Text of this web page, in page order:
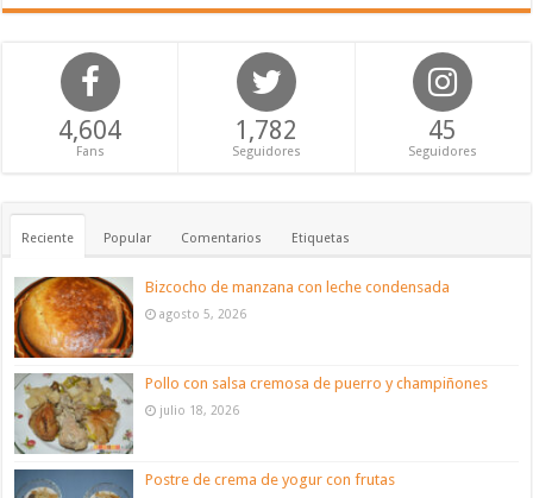
4,604
Fans
1,782
Seguidores
45
Seguidores
Reciente Popular Comentarios Etiquetas
Bizcocho de manzana con leche condensada
agosto 5, 2026
Pollo con salsa cremosa de puerro y champiñones
julio 18, 2026
Postre de crema de yogur con frutas